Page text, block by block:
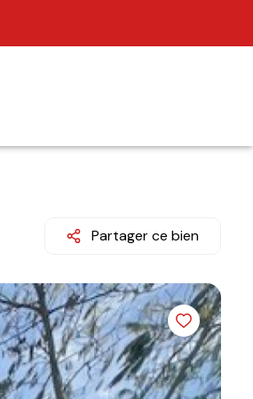
Partager ce bien